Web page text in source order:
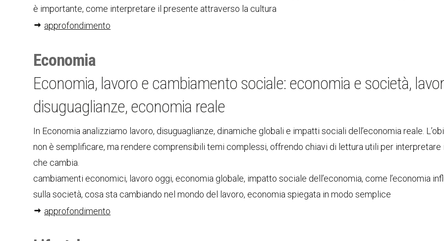
è importante, come interpretare il presente attraverso la cultura
approfondimento
Economia
Economia, lavoro e cambiamento sociale: economia e società,
disuguaglianze, economia reale
In Economia analizziamo lavoro, disuguaglianze, dinamiche globali e impatti sociali dell’economia reale.
non è semplificare, ma rendere comprensibili temi complessi, offrendo chiavi di lettura utili per interpretare
che cambia.
cambiamenti economici, lavoro oggi, economia globale, impatto sociale dell’economia, come l’economia
sulla società, cosa sta cambiando nel mondo del lavoro, economia spiegata in modo semplice
approfondimento